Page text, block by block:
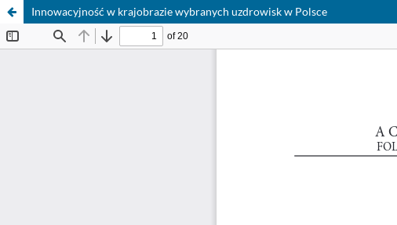
Innowacyjność w krajobrazie wybranych uzdrowisk w Polsce